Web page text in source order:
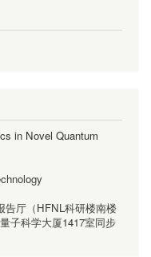
in Novel Quantum
告厅（HFNL科研楼南楼
子科学大厦1417室同步